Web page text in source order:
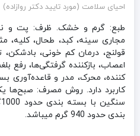
احیای سلامت (مورد تایید دکتر روازاده)
طبع: گرم و خشک. ظرف: پت و
مجاری سینه، کبد، طحال، کلیه،
قولنج، درمان کم خونی،
اعصاب، بازکننده گرفتگی‌ها، رفع
کننده، محرک، مدر و
کاربرد دارد. روش مصرف:
بندی حدود 940 گرم میباشد.